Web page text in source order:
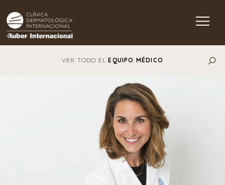
Main Navigation
VER TODO ELEQUIPO MÉDICO